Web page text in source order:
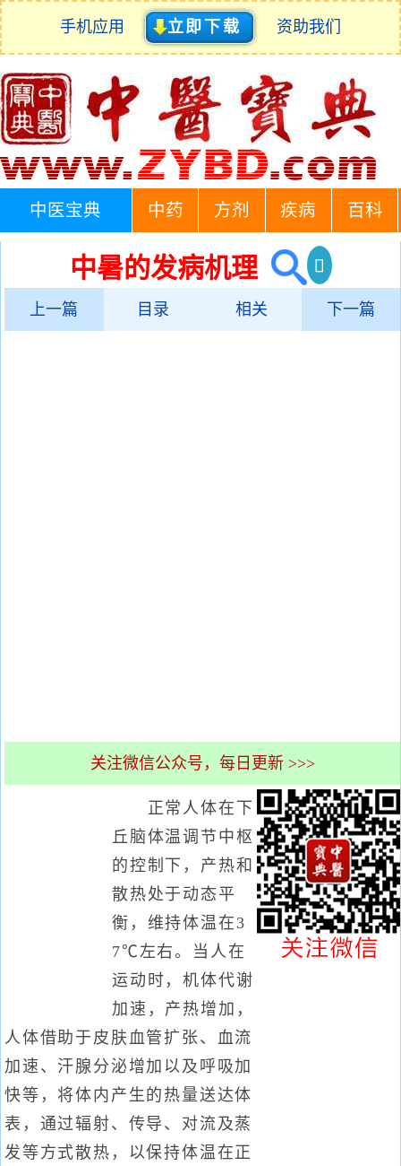
手机应用 立即下载 资助我们
中医宝典 中药 方剂 疾病 百科
中暑的发病机理
上一篇 目录 相关 下一篇
关注微信公众号，每日更新 >>>
正常人体在下
丘脑体温调节中枢
的控制下，产热和
散热处于动态平
衡，维持体温在3
7℃左右。当人在
运动时，机体代谢
加速，产热增加，
人体借助于皮肤血管扩张、血流
加速、汗腺分泌增加以及呼吸加
快等，将体内产生的热量送达体
表，通过辐射、传导、对流及蒸
发等方式散热，以保持体温在正